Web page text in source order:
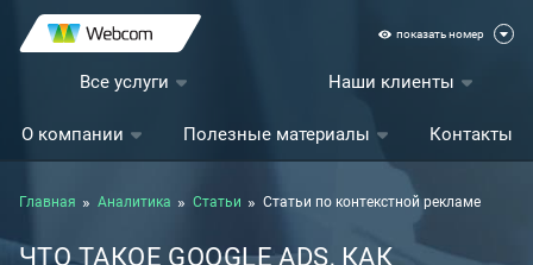
показать номер
Все услуги Наши клиенты
О компании Полезные материалы Контакты
Главная Аналитика Статьи Статьи по контекстной рекламе
ЧТО ТАКОЕ GOOGLE ADS, КАК